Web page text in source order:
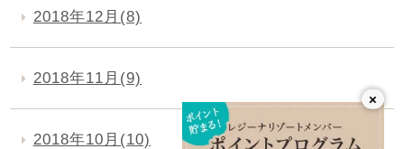
2018年12月(8)
2018年11月(9)
2018年10月(10)
×